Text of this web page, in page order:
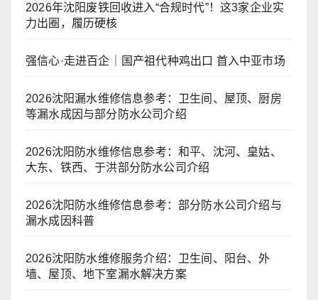
2026年沈阳废铁回收进入“合规时代”！这3家企业实
力出圈，履历硬核
强信心·走进百企｜国产祖代种鸡出口 首入中亚市场
2026沈阳漏水维修信息参考：卫生间、屋顶、厨房
等漏水成因与部分防水公司介绍
2026沈阳防水维修信息参考：和平、沈河、皇姑、
大东、铁西、于洪部分防水公司介绍
2026沈阳防水维修信息参考：部分防水公司介绍与
漏水成因科普
2026沈阳防水维修服务介绍：卫生间、阳台、外
墙、屋顶、地下室漏水解决方案